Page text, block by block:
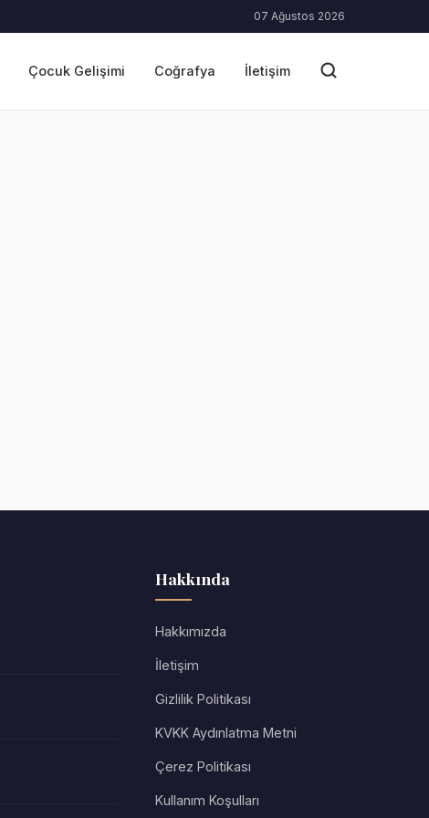
07 Ağustos 2026
Çocuk Gelişimi Coğrafya İletişim
Hakkında
Hakkımızda
İletişim
Gizlilik Politikası
KVKK Aydınlatma Metni
Çerez Politikası
Kullanım Koşulları